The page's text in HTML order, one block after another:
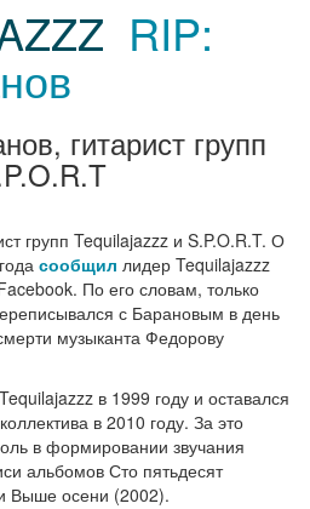
RIP:
гитарист групп
групп Tequilajazzz и S.P.O.R.T. О
сообщил лидер Tequilajazzz
По его словам, только
с Барановым в день
музыканта Федорову
в 1999 году и оставался
в 2010 году. За это
в формировании звучания
альбомов Сто пятьдесят
Выше осени (2002).